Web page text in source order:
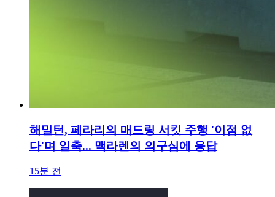
해밀턴, 페라리의 매드링 서킷 주행 '이점 없
다'며 일축... 맥라렌의 의구심에 응답
15분 전